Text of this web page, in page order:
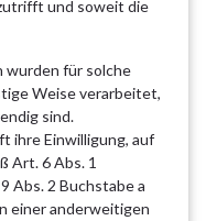
und soweit die
wurden für solche
Weise verarbeitet,
sind.
ihre Einwilligung, auf
Art. 6 Abs. 1
Abs. 2 Buchstabe a
einer anderweitigen